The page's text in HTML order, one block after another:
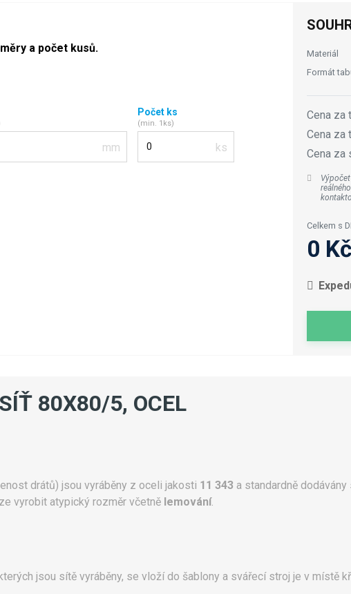
a počet kusů.
Počet ks
(min. 1ks)
Materiál
Formát
Cena za
Cena za
Cena za
Celkem s
0 Kč
80X80/5, OCEL
drátů) jsou vyráběny z oceli jakosti 11 343 a standardně dodávány
lze vyrobit atypický rozměr včetně lemování.
jsou sítě vyráběny, se vloží do šablony a svářecí stroj je v místě